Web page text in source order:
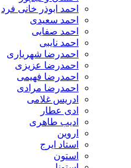
احمد ابوذر خانی فرد
احمد سعیدی
احمد صفایی
احمد نایبی
احمدرضا شهریاری
احمدرضا عزیزی
احمدرضا فهیمی
احمدرضا مرادی
ادریس غلامی
ادی عطار
ادیب طاهری
اروین
استاد ایرج
استون